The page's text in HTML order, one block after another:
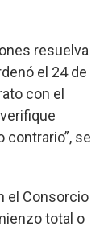
resuelva
el 24 de
con el
se
el Consorcio
total o